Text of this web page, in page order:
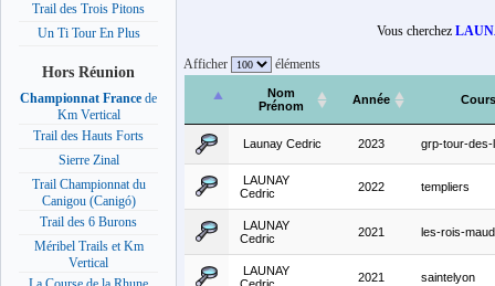
Trail des Trois Pitons
Un Ti Tour En Plus
Hors Réunion
Championnat France de
Km Vertical
Trail des Hauts Forts
Sierre Zinal
Trail Championnat du
Canigou (Canigó)
Trail des 6 Burons
Méribel Trails et Km
Vertical
Vous cherchez
Afficher éléments
Nom
Prénom
Année
Launay Cedric 2023 grp-tour-des-
LAUNAY
Cedric
2022 templiers
LAUNAY
Cedric
2021 les-rois-
LAUNAY
2021 saintelyon